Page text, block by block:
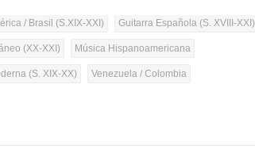
/ Brasil (S.XIX-XXI) Guitarra Española (S. XVIII-XXI)
(XX-XXI) Música Hispanoamericana
(S. XIX-XX) Venezuela / Colombia